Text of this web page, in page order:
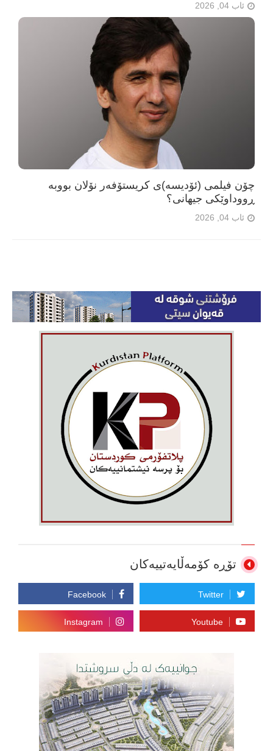
ئاب 04, 2026
چۆن فیلمی (ئۆدیسە)ی کریستۆفەر نۆلان بووبە
ڕووداوێکی جیهانی؟
ئاب 04, 2026
تۆڕە کۆمەڵایەتییەکان